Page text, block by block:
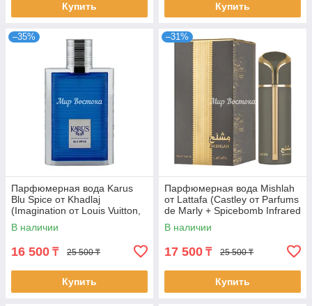
Купить Купить
–35%
Парфюмерная вода Karus
Blu Spice от Khadlaj
(Imagination от Louis Vuitton,
100 мл)
В наличии
16 500 ₸ 25 500 ₸
Купить
–31%
Парфюмерная вода Mishlah
от Lattafa (Castley от Parfums
de Marly + Spicebomb Infrared
от Viktor&Rolf, 100 мл)
В наличии
17 500 ₸ 25 500 ₸
Купить